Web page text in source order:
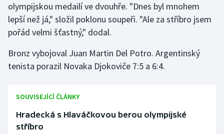
Volejbal
olympijskou medailí ve dvouhře. "Dnes byl mnohem
lepší než já," složil poklonu soupeři. "Ale za stříbro jsem
pořád velmi šťastný," dodal.
Bronz vybojoval Juan Martin Del Potro. Argentinský
tenista porazil Novaka Djokoviče 7:5 a 6:4.
SOUVISEJÍCÍ ČLÁNKY
Hradecká s Hlaváčkovou berou olympijské
stříbro